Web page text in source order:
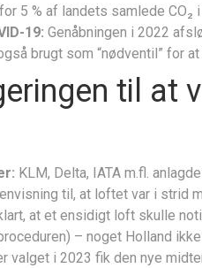
5 % af landets samlede CO₂
19: Genåbningen i 2022
brugt som “nødventil” for
til at
KLM, Delta, IATA m.fl.
til, at loftet var i strid
at et ensidigt loft skulle
– noget Holland
valget i 2023 fik den nye